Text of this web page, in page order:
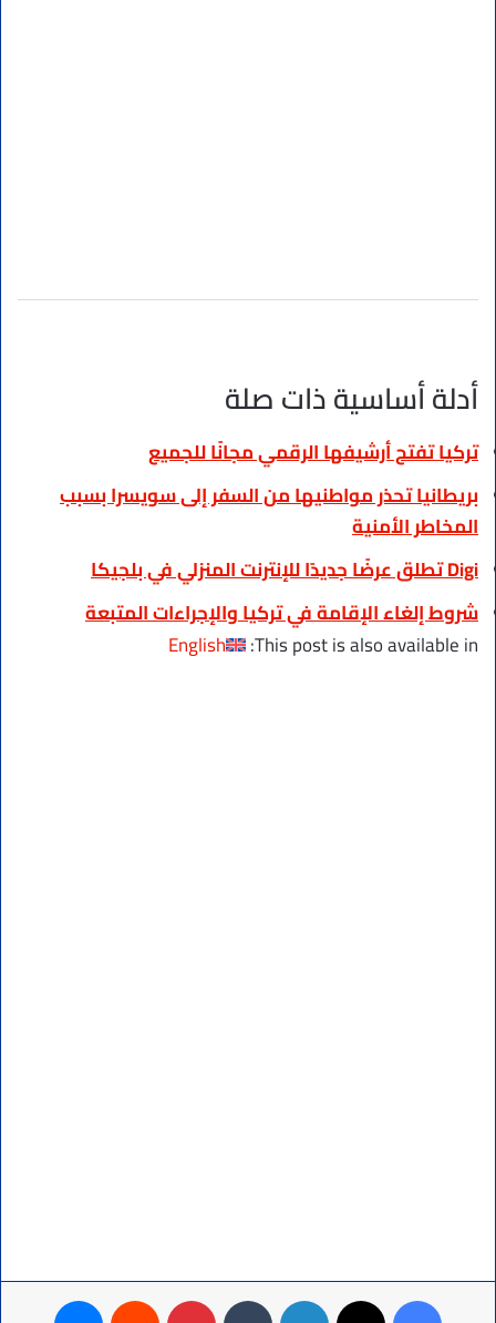
أدلة أساسية ذات صلة
تركيا تفتح أرشيفها الرقمي مجانًا للجميع
بريطانيا تحذر مواطنيها من السفر إلى سويسرا بسبب
المخاطر الأمنية
Digi تطلق عرضًا جديدًا للإنترنت المنزلي في بلجيكا
شروط إلغاء الإقامة في تركيا والإجراءات المتبعة
This post is also available in:
English